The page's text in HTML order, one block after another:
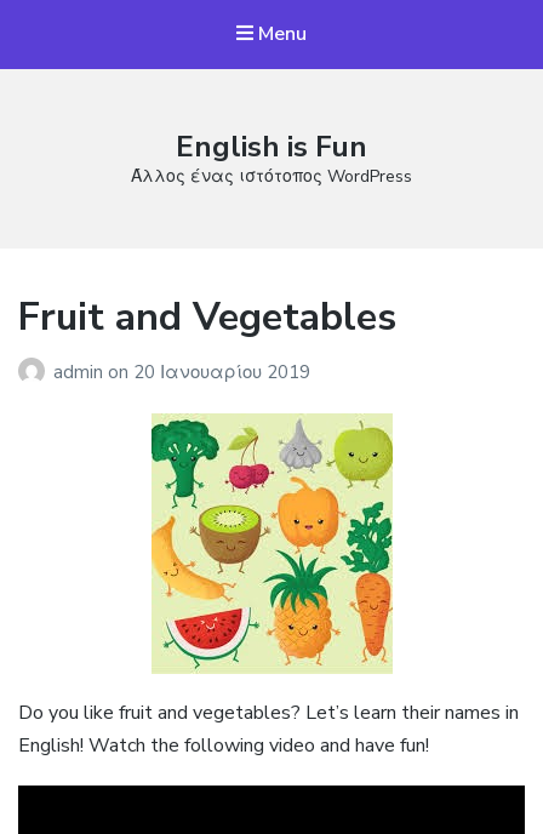
Menu
English is Fun
Άλλος ένας ιστότοπος WordPress
Fruit and Vegetables
admin on 20 Ιανουαρίου 2019
Do you like fruit and vegetables? Let’s learn their names in
English! Watch the following video and have fun!